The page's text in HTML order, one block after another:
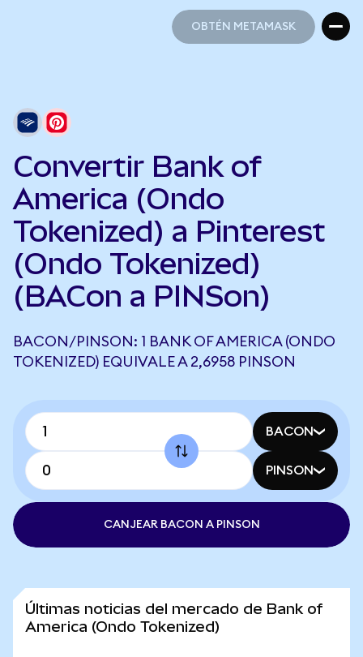
OBTÉN METAMASK
Convertir Bank of
America (Ondo
Tokenized) a Pinterest
(Ondo Tokenized)
(BACon a PINSon)
BACON/PINSON: 1 BANK OF AMERICA (ONDO
TOKENIZED) EQUIVALE A 2,6958 PINSON
BACON
PINSON
CANJEAR BACON A PINSON
Últimas noticias del mercado de Bank of
America (Ondo Tokenized)